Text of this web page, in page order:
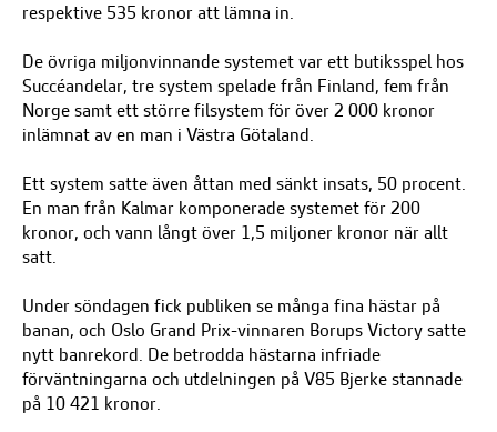
respektive 535 kronor att lämna in.
De övriga miljonvinnande systemet var ett butiksspel hos
Succéandelar, tre system spelade från Finland, fem från
Norge samt ett större filsystem för över 2 000 kronor
inlämnat av en man i Västra Götaland.
Ett system satte även åttan med sänkt insats, 50 procent.
En man från Kalmar komponerade systemet för 200
kronor, och vann långt över 1,5 miljoner kronor när allt
satt.
Under söndagen fick publiken se många fina hästar på
banan, och Oslo Grand Prix-vinnaren Borups Victory satte
nytt banrekord. De betrodda hästarna infriade
förväntningarna och utdelningen på V85 Bjerke stannade
på 10 421 kronor.